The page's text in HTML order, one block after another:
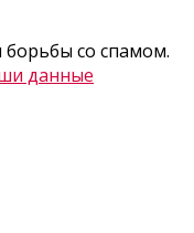
борьбы со спамом.
данные